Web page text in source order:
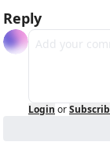
Reply
Login or